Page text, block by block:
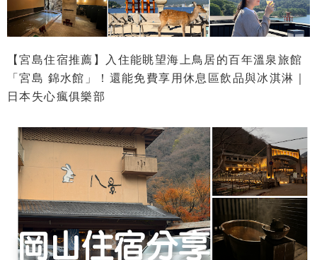
【宮島住宿推薦】入住能眺望海上鳥居的百年溫泉旅館
「宮島 錦水館」！還能免費享用休息區飲品與冰淇淋｜
日本失心瘋俱樂部